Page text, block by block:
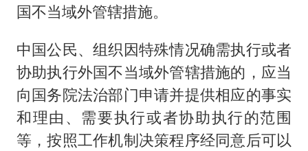
国不当域外管辖措施。
中国公民、组织因特殊情况确需执行或者
协助执行外国不当域外管辖措施的，应当
向国务院法治部门申请并提供相应的事实
和理由、需要执行或者协助执行的范围
等，按照工作机制决策程序经同意后可以